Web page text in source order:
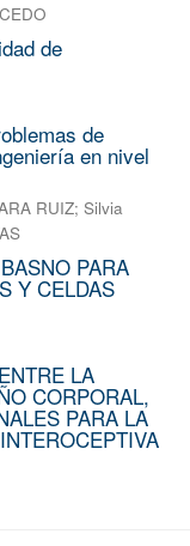
de
de
en nivel
RUIZ; Silvia
PARA
Y CELDAS
LA
CORPORAL,
PARA LA